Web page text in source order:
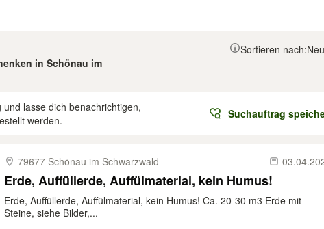
in Schönau im
Sortieren nach:
lasse dich benachrichtigen,
werden.
Suchauftrag
79677 Schönau im Schwarzwald
Erde, Auffüllerde, Auffülmaterial, kein Humus!
Erde, Auffüllerde, Auffülmaterial, kein Humus! Ca. 20-30 m3 Erde mit
Steine, siehe Bilder,...